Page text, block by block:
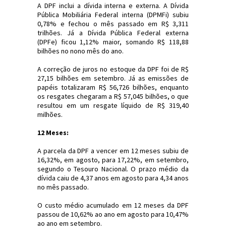
A DPF inclui a dívida interna e externa. A Dívida
Pública Mobiliária Federal interna (DPMFi) subiu
0,78% e fechou o mês passado em R$ 3,311
trilhões. Já a Dívida Pública Federal externa
(DPFe) ficou 1,12% maior, somando R$ 118,88
bilhões no nono mês do ano.
A correção de juros no estoque da DPF foi de R$
27,15 bilhões em setembro. Já as emissões de
papéis totalizaram R$ 56,726 bilhões, enquanto
os resgates chegaram a R$ 57,045 bilhões, o que
resultou em um resgate líquido de R$ 319,40
milhões.
12 Meses:
A parcela da DPF a vencer em 12 meses subiu de
16,32%, em agosto, para 17,22%, em setembro,
segundo o Tesouro Nacional. O prazo médio da
dívida caiu de 4,37 anos em agosto para 4,34 anos
no mês passado.
O custo médio acumulado em 12 meses da DPF
passou de 10,62% ao ano em agosto para 10,47%
ao ano em setembro.